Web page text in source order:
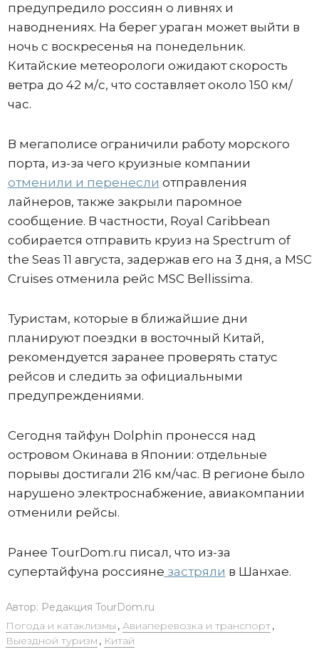
предупредило россиян о ливнях и
наводнениях. На берег ураган может выйти в
ночь с воскресенья на понедельник.
Китайские метеорологи ожидают скорость
ветра до 42 м/с, что составляет около 150 км/
час.
В мегаполисе ограничили работу морского
порта, из-за чего круизные компании
отменили и перенесли отправления
лайнеров, также закрыли паромное
сообщение. В частности, Royal Caribbean
собирается отправить круиз на Spectrum of
the Seas 11 августа, задержав его на 3 дня, а MSC
Cruises отменила рейс MSC Bellissima.
Туристам, которые в ближайшие дни
планируют поездки в восточный Китай,
рекомендуется заранее проверять статус
рейсов и следить за официальными
предупреждениями.
Сегодня тайфун Dolphin пронесся над
островом Окинава в Японии: отдельные
порывы достигали 216 км/час. В регионе было
нарушено электроснабжение, авиакомпании
отменили рейсы.
Ранее TourDom.ru писал, что из-за
супертайфуна россияне застряли в Шанхае.
Автор: Редакция TourDom.ru
Погода и катаклизмы , Авиаперевозка и транспорт,
Выездной туризм , Китай